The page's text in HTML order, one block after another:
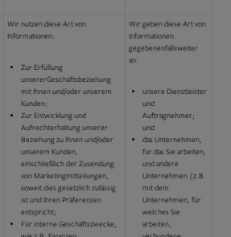
Wir nutzen diese Art von
Informationen:
Zur Erfüllung
unsererGeschäftsbeziehung
mit Ihnen und/oder unserem
Kunden;
Zur Entwicklung und
Aufrechterhaltung unserer
Beziehung zu Ihnen und/oder
unserem Kunden,
einschließlich der Zusendung
von Marketingmitteilungen,
soweit dies gesetzlich zulässig
ist und Ihren Präferenzen
entspricht;
Für interne Geschäftszwecke,
Wir geben diese Art von
Informationen
gegebenenfallsweiter
an:
unsere Dienstleister
und
Auftragnehmer;
und
das Unternehmen,
für das Sie arbeiten,
und andere
Unternehmen (z.B.
mit dem
Unternehmen, für
welches Sie
arbeiten,